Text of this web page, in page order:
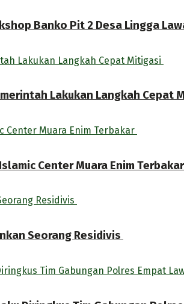
Banko Pit 2 Desa Lingga
Lakukan Langkah Cepat
Center Muara Enim Terbakar
Seorang Residivis